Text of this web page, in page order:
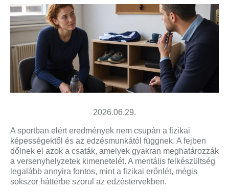
2026.06.29.
A sportban elért eredmények nem csupán a fizikai
képességektől és az edzésmunkától függnek. A fejben
dőlnek el azok a csaták, amelyek gyakran meghatározzák
a versenyhelyzetek kimenetelét. A mentális felkészültség
legalább annyira fontos, mint a fizikai erőnlét, mégis
sokszor háttérbe szorul az edzéstervekben.